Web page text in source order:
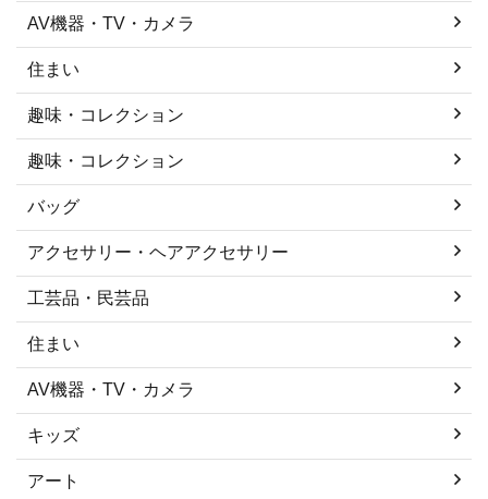
AV機器・TV・カメラ
住まい
趣味・コレクション
趣味・コレクション
バッグ
アクセサリー・ヘアアクセサリー
工芸品・民芸品
住まい
AV機器・TV・カメラ
キッズ
アート